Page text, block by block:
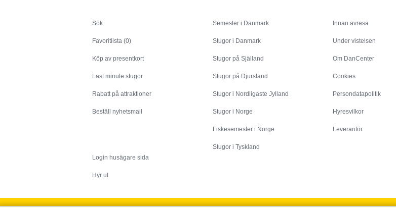
Sök
Favoritlista (0)
Köp av presentkort
Last minute stugor
Rabatt på attraktioner
Beställ nyhetsmail
Login husägare sida
Hyr ut
Semester i Danmark
Stugor i Danmark
Stugor på Själland
Stugor på Djursland
Stugor i Nordligaste Jylland
Stugor i Norge
Fiskesemester i Norge
Stugor i Tyskland
Innan avresa
Under vistelsen
Om DanCenter
Cookies
Persondatapolitik
Hyresvilkor
Leverantör